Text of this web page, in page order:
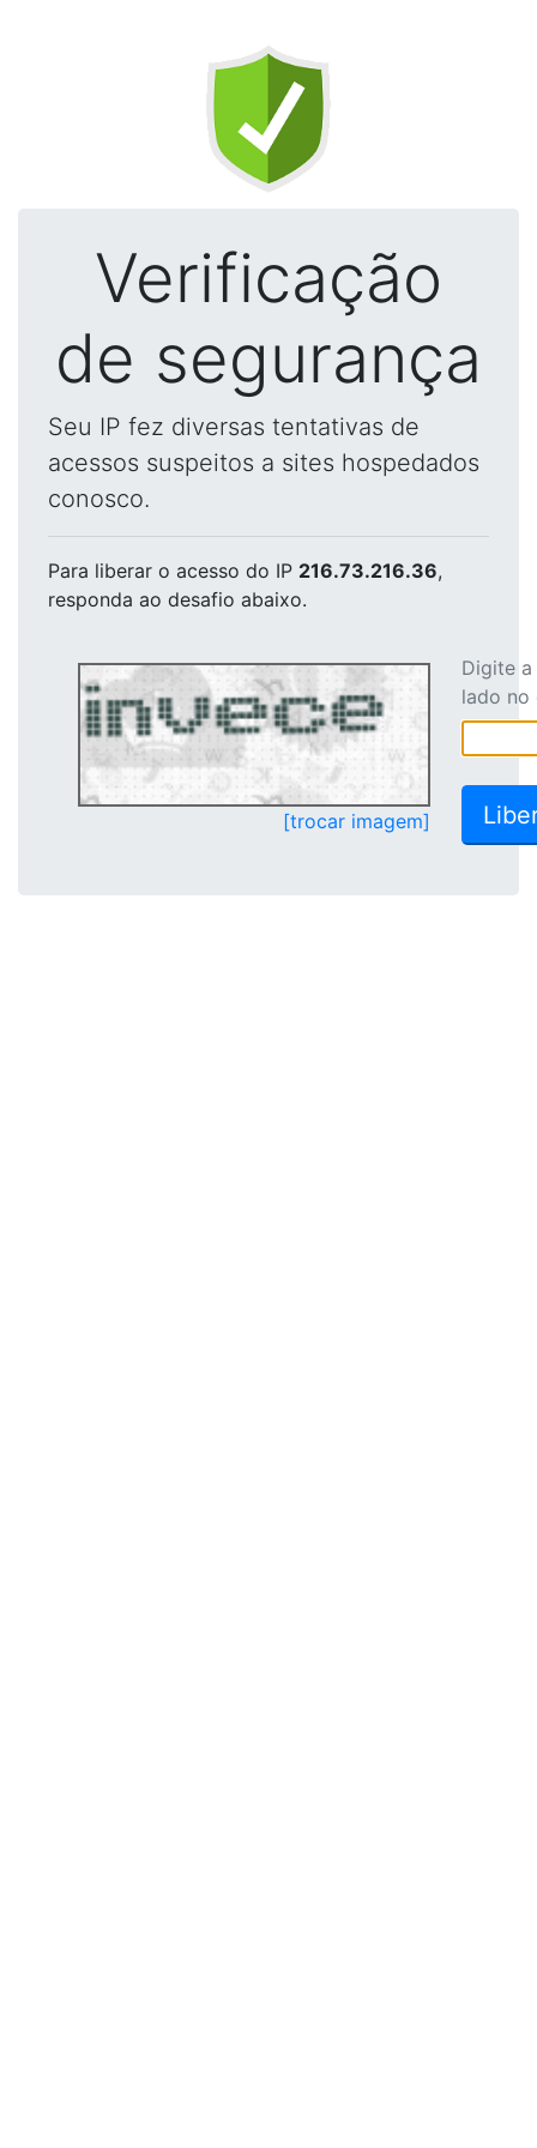
Verificação
de segurança
Seu IP fez diversas tentativas de
acessos suspeitos a sites hospedados
conosco.
Para liberar o acesso do IP 216.73.216.36,
responda ao desafio abaixo.
[trocar imagem]
Digite
lado no